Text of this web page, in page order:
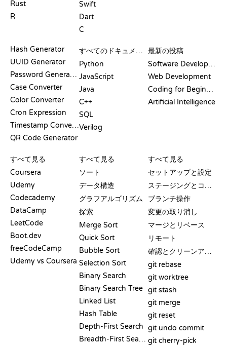
Rust
R
Swift
Dart
C
Hash Generator
UUID Generator
Password Generator
Case Converter
Color Converter
Cron Expression
Timestamp Converter
QR Code Generator
すべてのドキュメント
Python
JavaScript
Java
C++
SQL
Verilog
最新の投稿
Software Development
Web Development
Coding for Beginners
Artificial Intelligence
すべて見る
Coursera
Udemy
Codecademy
DataCamp
LeetCode
Boot.dev
freeCodeCamp
Udemy vs Coursera
すべて見る
ソート
データ構造
グラフアルゴリズム
探索
Merge Sort
Quick Sort
Bubble Sort
Selection Sort
Binary Search
Binary Search Tree
Linked List
Hash Table
Depth-First Search
Breadth-First Search
すべて見る
セットアップと設定
ステージングとコミット
ブランチ操作
変更の取り消し
マージとリベース
リモート
確認とクリーンアップ
git rebase
git worktree
git stash
git merge
git reset
git undo commit
git cherry-pick